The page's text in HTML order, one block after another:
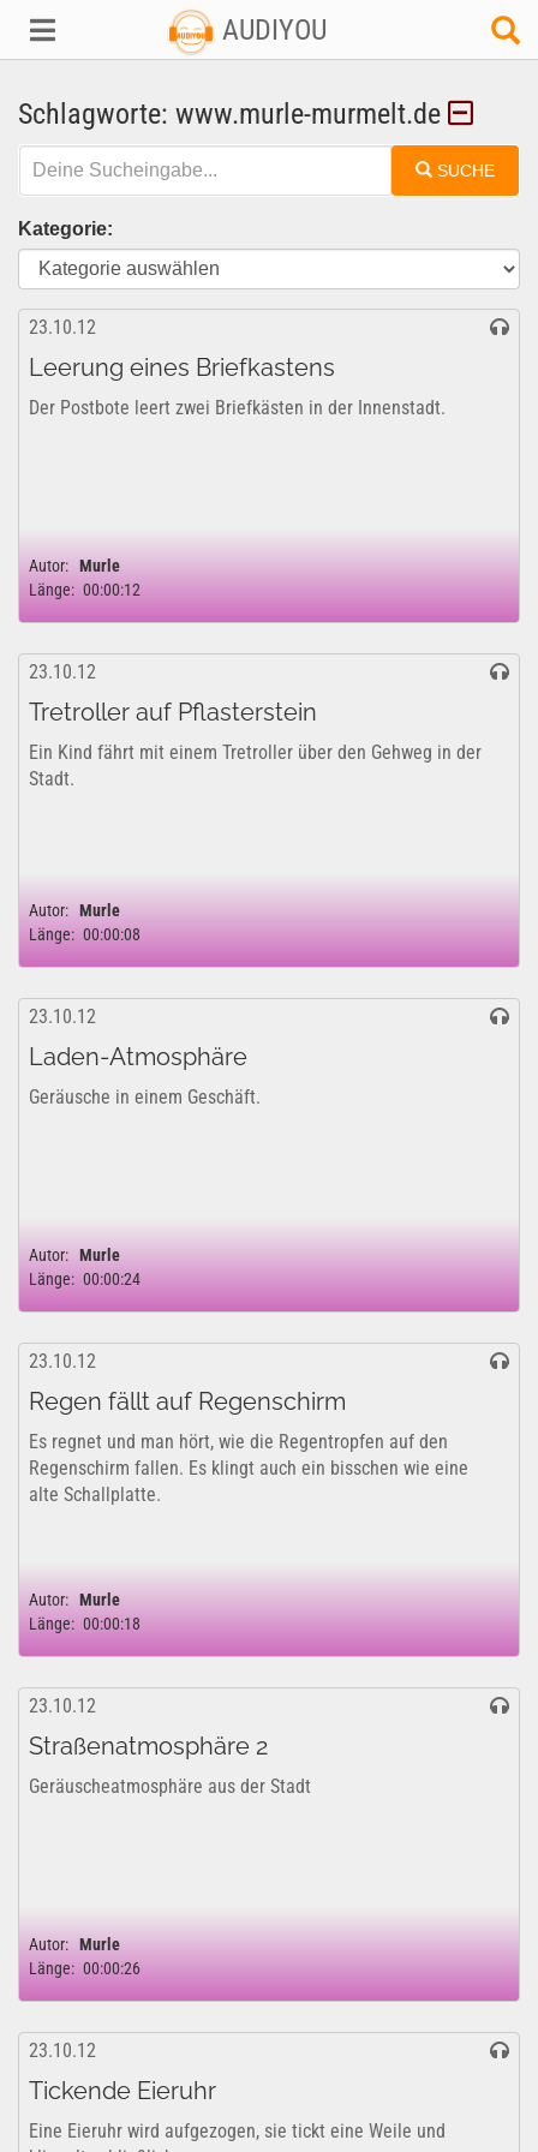
AUDIYOU
Schlagworte: www.murle-murmelt.de
SUCHE
Kategorie:
23.10.12
Leerung eines Briefkastens
Der Postbote leert zwei Briefkästen in der Innenstadt.
Autor: Murle
Länge: 00:00:12
23.10.12
Tretroller auf Pflasterstein
Ein Kind fährt mit einem Tretroller über den Gehweg in der
Stadt.
Autor: Murle
Länge: 00:00:08
23.10.12
Laden-Atmosphäre
Geräusche in einem Geschäft.
Autor: Murle
Länge: 00:00:24
23.10.12
Regen fällt auf Regenschirm
Es regnet und man hört, wie die Regentropfen auf den
Regenschirm fallen. Es klingt auch ein bisschen wie eine
alte Schallplatte.
Autor: Murle
Länge: 00:00:18
23.10.12
Straßenatmosphäre 2
Geräuscheatmosphäre aus der Stadt
Autor: Murle
Länge: 00:00:26
23.10.12
Tickende Eieruhr
Eine Eieruhr wird aufgezogen, sie tickt eine Weile und